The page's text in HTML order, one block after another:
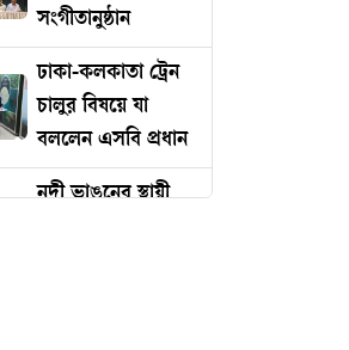
সংগীতানুষ্ঠান
ঢাকা-কলকাতা ট্রেন
চালুর বিষয়ে যা
বললেন এসবি প্রধান
নদী ভাঙনের স্থায়ী